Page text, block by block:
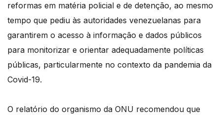
reformas em matéria policial e de detenção, ao mesmo
tempo que pediu às autoridades venezuelanas para
garantirem o acesso à informação e dados públicos
para monitorizar e orientar adequadamente políticas
públicas, particularmente no contexto da pandemia da
Covid-19.
O relatório do organismo da ONU recomendou que